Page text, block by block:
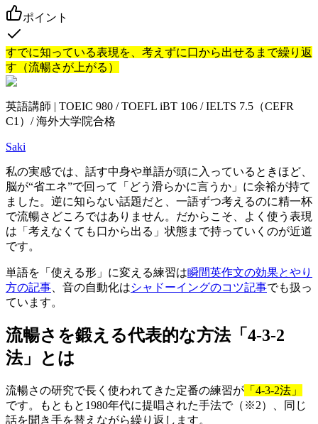
ポイント
すでに知っている表現を、考えずに口から出せるまで繰り返
す（流暢さが上がる）
英語講師 | TOEIC 980 / TOEFL iBT 106 / IELTS 7.5（CEFR
C1）/ 海外大学院合格
Saki
私の実感では、話す中身や単語が頭に入っているときほど、
脳が“省エネ”で回って「どう滑らかに言うか」に余裕が持て
ました。逆に知らない話題だと、一語ずつ考えるのに精一杯
で流暢さどころではありません。だからこそ、よく使う表現
は「考えなくても口から出る」状態まで持っていくのが近道
です。
単語を「使える形」に変える練習は瞬間英作文の効果とやり
方の記事 、音の自動化はシャドーイングのコツ記事でも扱っ
ています。
流暢さを鍛える代表的な方法「4-3-2
法」とは
流暢さの研究で長く使われてきた定番の練習が 「4-3-2法」
です。もともと1980年代に提唱された手法で（※2）、同じ
話を聞き手を替えながら繰り返します。